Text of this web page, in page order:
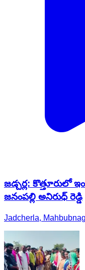
జడ్చర్ల: కొత్తూరులో
జనంపల్లి అనిరుధ్ రెడ్డి
Jadcherla,